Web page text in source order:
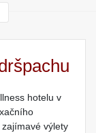
hotelu v
výlety